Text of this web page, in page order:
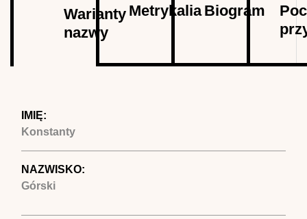
Warianty
nazwy
karta)
MetrykaliaBiogram
IMIĘ:
Konstanty
NAZWISKO:
Górski